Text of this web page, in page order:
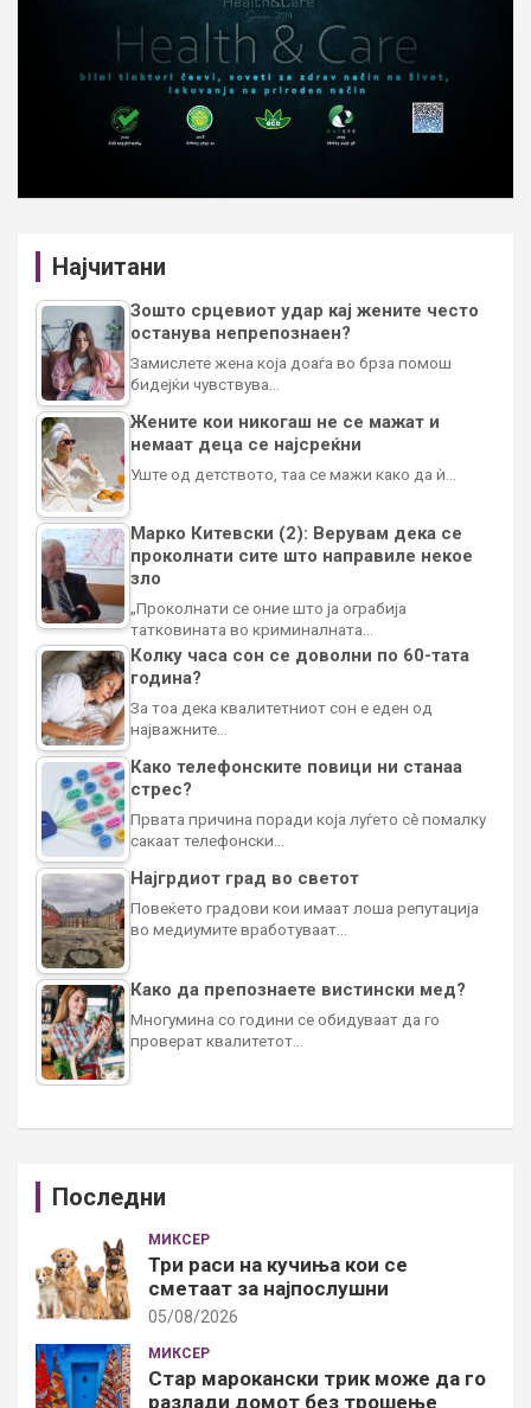
Најчитани
Зошто срцевиот удар кај жените често
останува непрепознаен?
Замислете жена која доаѓа во брза помош
бидејќи чувствува…
Жените кои никогаш не се мажат и
немаат деца се најсреќни
Уште од детството, таа се мажи како да ѝ…
Марко Китевски (2): Верувам дека се
проколнати сите што направиле некое
зло
„Проколнати се оние што ја ограбија
татковината во криминалната…
Колку часа сон се доволни по 60-тата
година?
За тоа дека квалитетниот сон е еден од
најважните…
Како телефонските повици ни станаа
стрес?
Првата причина поради која луѓето сè помалку
сакаат телефонски…
Најгрдиот град во светот
Повеќето градови кои имаат лоша репутација
во медиумите вработуваат…
Како да препознаете вистински мед?
Многумина со години се обидуваат да го
проверат квалитетот…
Последни
МИКСЕР
Три раси на кучиња кои се
сметаат за најпослушни
05/08/2026
МИКСЕР
Стар марокански трик може да го
разлади домот без трошење